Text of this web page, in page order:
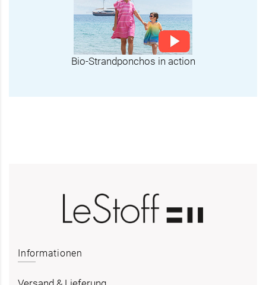
Bio-Strandponchos in action
Informationen